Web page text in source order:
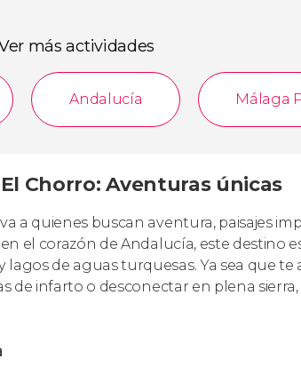
más actividades
Andalucía Málaga
Chorro: Aventuras únicas
a quienes buscan aventura, paisajes
el corazón de Andalucía, este destino
de aguas turquesas. Ya sea que te
de infarto o desconectar en plena